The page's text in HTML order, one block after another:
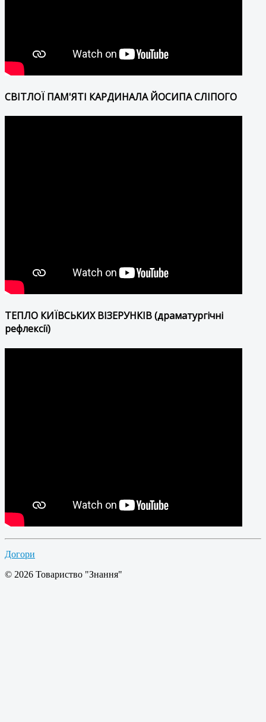
СВІТЛОЇ ПАМ'ЯТІ КАРДИНАЛА ЙОСИПА СЛІПОГО
ТЕПЛО КИЇВСЬКИХ ВІЗЕРУНКІВ (драматургічні
рефлексії)
Догори
© 2026 Товариство "Знання"